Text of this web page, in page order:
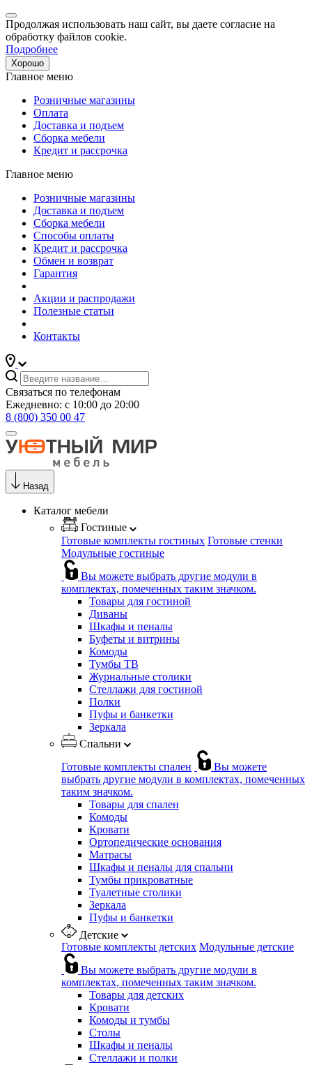
Продолжая использовать наш сайт, вы даете согласие на
обработку файлов cookie.
Подробнее
Хорошо
Главное меню
Розничные магазины
Оплата
Доставка и подъем
Сборка мебели
Кредит и рассрочка
Главное меню
Розничные магазины
Доставка и подъем
Сборка мебели
Способы оплаты
Кредит и рассрочка
Обмен и возврат
Гарантия
Акции и распродажи
Полезные статьи
Контакты
Связаться по телефонам
Ежедневно: с 10:00 до 20:00
8 (800) 350 00 47
Назад
Каталог мебели
Гостиные
Готовые комплекты гостиных Готовые стенки
Модульные гостиные
Вы можете выбрать другие модули в
комплектах, помеченных таким значком.
Товары для гостиной
Диваны
Шкафы и пеналы
Буфеты и витрины
Комоды
Тумбы ТВ
Журнальные столики
Стеллажи для гостиной
Полки
Пуфы и банкетки
Зеркала
Спальни
Готовые комплекты спален
Вы можете
выбрать другие модули в комплектах, помеченных
таким значком.
Товары для спален
Комоды
Кровати
Ортопедические основания
Матрасы
Шкафы и пеналы для спальни
Тумбы прикроватные
Туалетные столики
Зеркала
Пуфы и банкетки
Детские
Готовые комплекты детских Модульные детские
Вы можете выбрать другие модули в
комплектах, помеченных таким значком.
Товары для детских
Кровати
Комоды и тумбы
Столы
Шкафы и пеналы
Стеллажи и полки